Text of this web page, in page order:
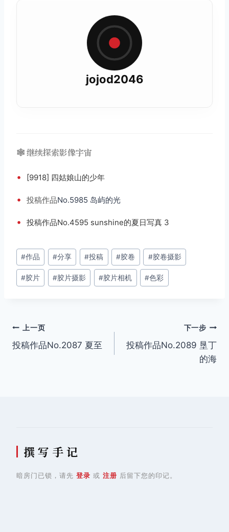
jojod2046
🕸️ 继续探索影像宇宙
• [9918] 四姑娘山的少年
• 投稿作品No.5985 岛屿的光
• 投稿作品No.4595 sunshine的夏日写真 3
文
章
标
#作品 #分享 #投稿 #胶卷 #胶卷摄影
#胶片 #胶片摄影 #胶片相机 #色彩
文
章
上一页
投稿作品No.2087 夏至
下一步
投稿作品No.2089 垦丁
的海
撰 写 手 记
暗房门已锁，请先 登录 或 注册 后留下您的印记。